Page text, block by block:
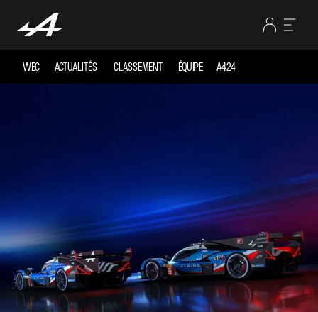
WEC ACTUALITÉS CLASSEMENT ÉQUIPE A424